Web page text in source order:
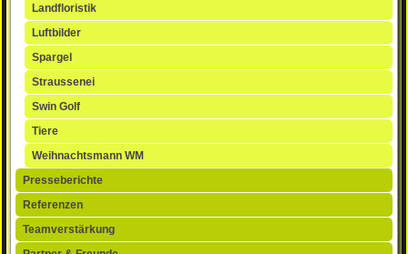
Landfloristik
Luftbilder
Spargel
Straussenei
Swin Golf
Tiere
Weihnachtsmann WM
Presseberichte
Referenzen
Teamverstärkung